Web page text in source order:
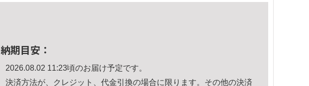
納期目安：
2026.08.02 11:23頃のお届け予定です。
決済方法が、クレジット、代金引換の場合に限ります。その他の決済